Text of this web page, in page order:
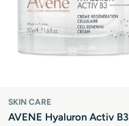
SKIN CARE
AVENE Hyaluron Activ B3